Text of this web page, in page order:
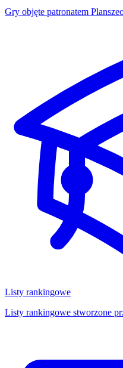
Gry objęte patronatem
Listy rankingowe
Listy rankingowe stworzone